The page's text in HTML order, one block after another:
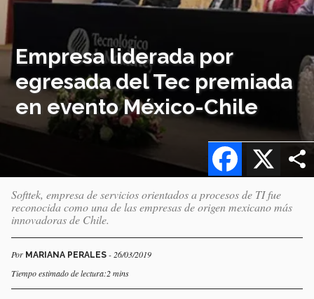
Empresa liderada por
egresada del Tec premiada
en evento México-Chile
X
Facebook
Softtek, empresa de servicios orientados a procesos de TI fue
reconocida como una de las empresas de origen mexicano más
innovadoras de Chile.
Por MARIANA PERALES - 26/03/2019
Tiempo estimado de lectura:2 mins